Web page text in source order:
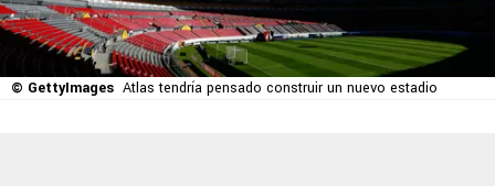
© GettyImages Atlas tendría pensado construir un nuevo estadio